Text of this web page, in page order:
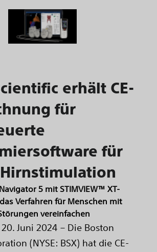
erhält CE-
für
für
5 mit STIMVIEW™ XT-
Verfahren für Menschen mit
vereinfachen
20. Juni 2024 – Die Boston
(NYSE: BSX) hat die CE-